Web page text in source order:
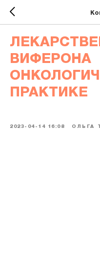
ПРАКТИКЕ
2023-04-14 16:08 ОЛЬГА